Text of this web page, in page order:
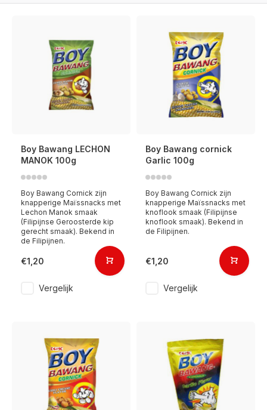
Boy Bawang LECHON
MANOK 100g
Boy Bawang Cornick zijn
knapperige Maïssnacks met
Lechon Manok smaak
(Filipijnse Geroosterde kip
gerecht smaak). Bekend in
de Filipijnen.
€1,20
Vergelijk
Boy Bawang cornick
Garlic 100g
Boy Bawang Cornick zijn
knapperige Maïssnacks met
knoflook smaak (Filipijnse
knoflook smaak). Bekend in
de Filipijnen.
€1,20
Vergelijk